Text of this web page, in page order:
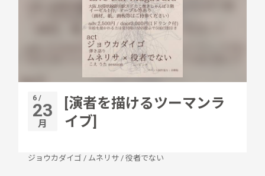
6 /
23
月
[演者を描けるツーマンラ
イブ]
ジョウカダイゴ / ムネリサ / 役者でない